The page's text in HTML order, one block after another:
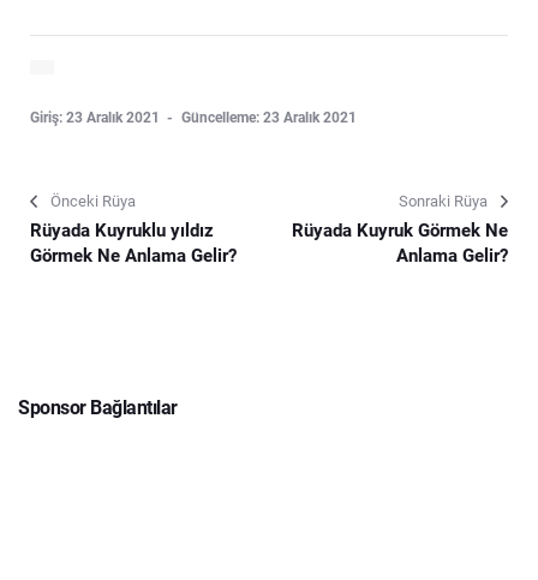
Giriş: 23 Aralık 2021 Güncelleme: 23 Aralık 2021
Önceki Rüya
Rüyada Kuyruklu yıldız
Görmek Ne Anlama Gelir?
Sonraki Rüya
Rüyada Kuyruk Görmek Ne
Anlama Gelir?
Sponsor Bağlantılar